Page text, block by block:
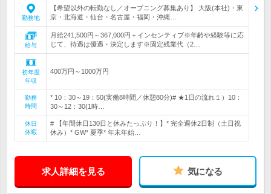
勤務地
【希望以外の転勤なし／オープニング募集あり】 大阪(本社)・東
京・北海道・仙台・名古屋・福岡・沖縄…
給与
月給241,500円～367,000円＋インセンティブ※年齢や経験等に応
じて、待遇は優遇・決定します※固定残業代（2…
初年度
年収
400万円～1000万円
勤務
時間
* 10：30～19：50(実働8時間／休憩80分)# ★1日の流れ１）10：
30～12：30(1時…
休日
休暇
# 【年間休日130日と休みたっぷり！】* 完全週休2日制（土日祝
休み）* GW* 夏季* 年末年始…
求人詳細を見る 気になる